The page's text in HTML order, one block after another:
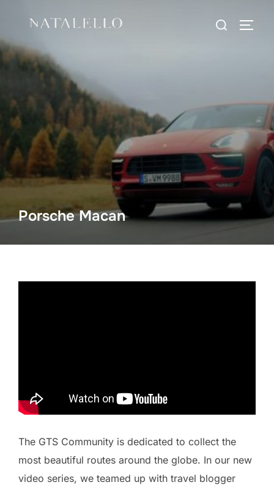
Porsche Macan
The GTS Community is dedicated to collect the
most beautiful routes around the globe. In our new
video series, we teamed up with travel blogger